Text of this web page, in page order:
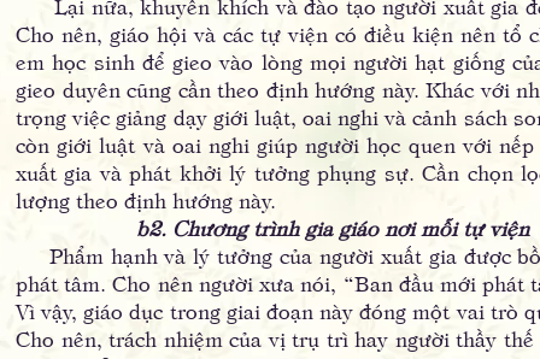
Cho nên, giáo hội và các tự viện có điều kiện nên tổ
em học sinh để gieo vào lòng mọi người hạt giống
gieo duyên cũng cần theo định hướng này. Khác với
trọng việc giảng dạy giới luật, oai nghi và cảnh sách
còn giới luật và oai nghi giúp người học quen với
xuất gia và phát khởi lý tưởng phụng sự. Cần chọn
lượng theo định hướng này.
b2. Chương trình gia giáo nơi mỗi tự viện
Phẩm hạnh và lý tưởng của người xuất gia được
phát tâm. Cho nên người xưa nói, “Ban đầu mới
Vì vậy, giáo dục trong giai đoạn này đóng một vai trò
Cho nên, trách nhiệm của vị trụ trì hay người thầy